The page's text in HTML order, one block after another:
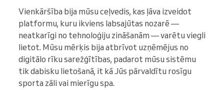
Vienkāršība bija mūsu ceļvedis, kas ļāva izveidot
platformu, kuru ikviens labsajūtas nozarē —
neatkarīgi no tehnoloģiju zināšanām — varētu viegli
lietot. Mūsu mērķis bija atbrīvot uzņēmējus no
digitālo rīku sarežģītības, padarot mūsu sistēmu
tik dabisku lietošanā, it kā Jūs pārvaldītu rosīgu
sporta zāli vai mierīgu spa.